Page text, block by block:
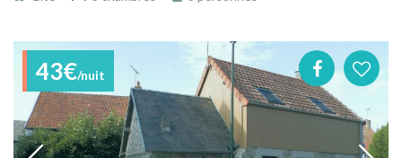
43€/nuit